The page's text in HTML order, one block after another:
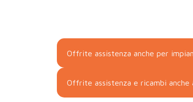
Offrite assistenza anche per
Offrite assistenza e ricambi anche